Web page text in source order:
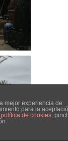
mejor experiencia de
para la
política de cookies,